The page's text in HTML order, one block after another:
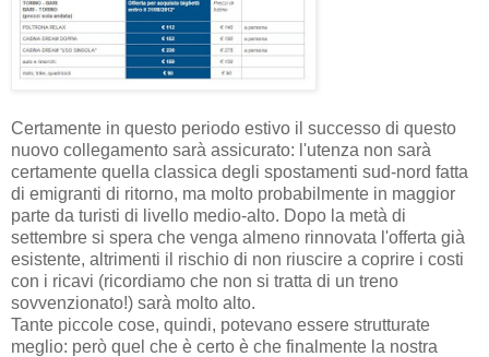
Certamente in questo periodo estivo il successo di questo
nuovo collegamento sarà assicurato: l'utenza non sarà
certamente quella classica degli spostamenti sud-nord fatta
di emigranti di ritorno, ma molto probabilmente in maggior
parte da turisti di livello medio-alto. Dopo la metà di
settembre si spera che venga almeno rinnovata l'offerta già
esistente, altrimenti il rischio di non riuscire a coprire i costi
con i ricavi (ricordiamo che non si tratta di un treno
sovvenzionato!) sarà molto alto.
Tante piccole cose, quindi, potevano essere strutturate
meglio: però quel che è certo è che finalmente la nostra